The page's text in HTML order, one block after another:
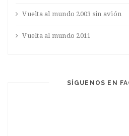
Vuelta al mundo 2003 sin avión
Vuelta al mundo 2011
SÍGUENOS EN